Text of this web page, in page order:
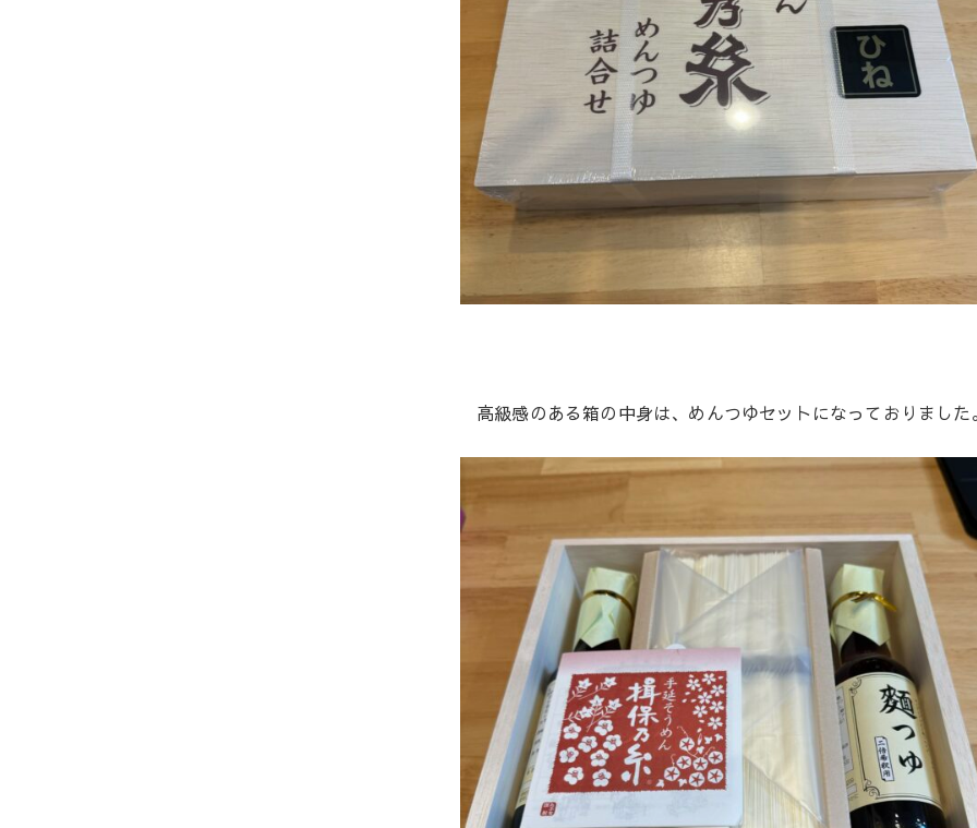
高級感のある箱の中身は、めんつゆセットになっておりました